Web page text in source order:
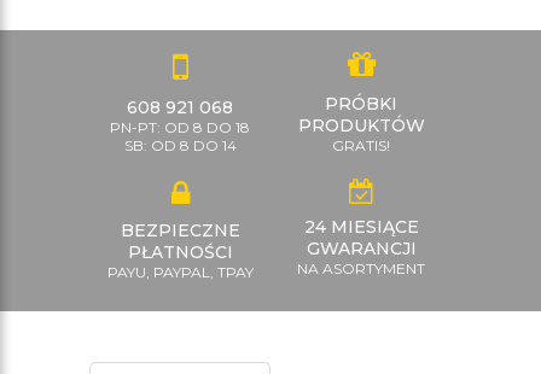
608 921 068
PN-PT: OD 8 DO 18
SB: OD 8 DO 14
PRÓBKI
PRODUKTÓW
GRATIS!
BEZPIECZNE
PŁATNOŚCI
PAYU, PAYPAL, TPAY
24 MIESIĄCE
GWARANCJI
NA ASORTYMENT